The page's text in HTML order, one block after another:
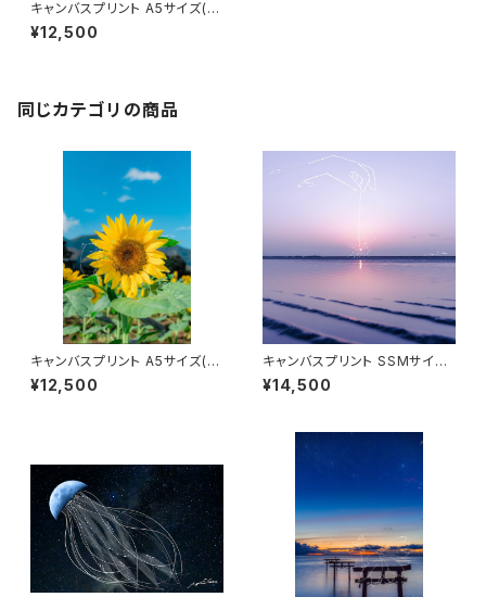
キャンバスプリント A5サイズ(光
へ)
¥12,500
同じカテゴリの商品
キャンバスプリント A5サイズ(大
好きなのは)
¥12,500
キャンバスプリント SSMサイズ
(線香花火)
¥14,500